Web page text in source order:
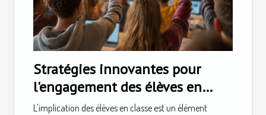
Stratégies innovantes pour
l'engagement des élèves en
classe
L'implication des élèves en classe est un élément